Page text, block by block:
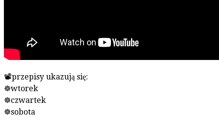
📽przepisy ukazują się:
☸wtorek
☸czwartek
☸sobota